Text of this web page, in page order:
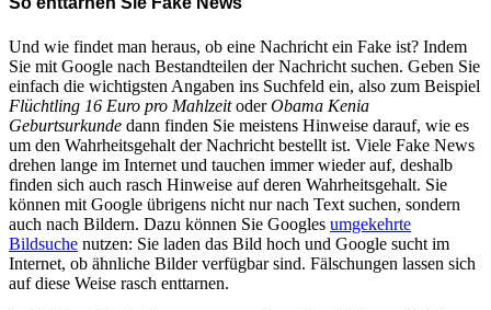
Und wie findet man heraus, ob eine Nachricht ein Fake ist? Indem
Sie mit Google nach Bestandteilen der Nachricht suchen. Geben Sie
einfach die wichtigsten Angaben ins Suchfeld ein, also zum Beispiel
Flüchtling 16 Euro pro MahlzeitoderObama Kenia
Geburtsurkunde dann finden Sie meistens Hinweise darauf, wie es
um den Wahrheitsgehalt der Nachricht bestellt ist. Viele Fake News
drehen lange im Internet und tauchen immer wieder auf, deshalb
finden sich auch rasch Hinweise auf deren Wahrheitsgehalt. Sie
können mit Google übrigens nicht nur nach Text suchen, sondern
auch nach Bildern. Dazu können Sie Googles umgekehrte
Bildsuche nutzen: Sie laden das Bild hoch und Google sucht im
Internet, ob ähnliche Bilder verfügbar sind. Fälschungen lassen sich
auf diese Weise rasch enttarnen.